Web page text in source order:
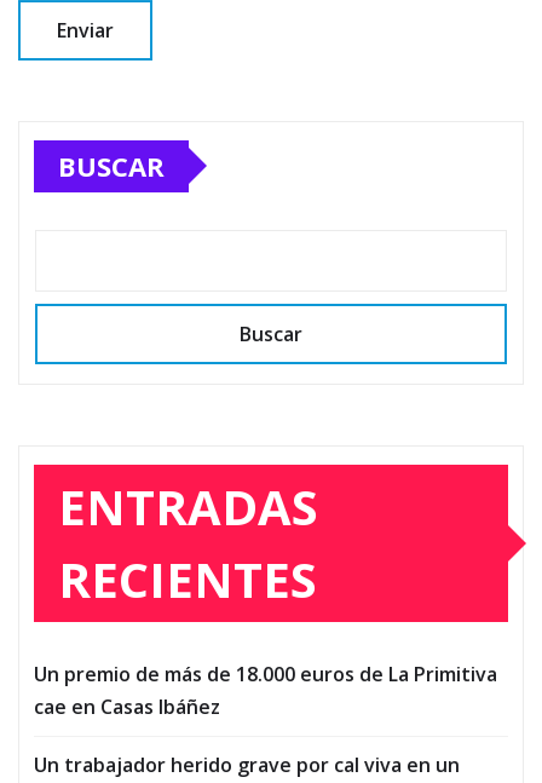
BUSCAR
Buscar
ENTRADAS
RECIENTES
Un premio de más de 18.000 euros de La Primitiva
cae en Casas Ibáñez
Un trabajador herido grave por cal viva en un